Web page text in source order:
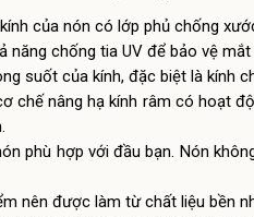
của nón có lớp phủ chống
năng chống tia UV để bảo vệ
suốt của kính, đặc biệt là kính
chế nâng hạ kính râm có hoạt
phù hợp với đầu bạn. Nón
nên được làm từ chất liệu bền